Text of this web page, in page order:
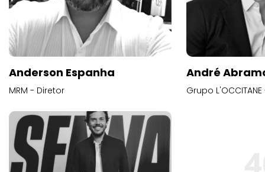
Anderson Espanha
MRM - Diretor
André
Grupo